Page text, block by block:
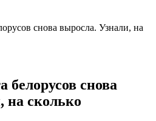
снова выросла. Узнали, на
белорусов снова
на сколько